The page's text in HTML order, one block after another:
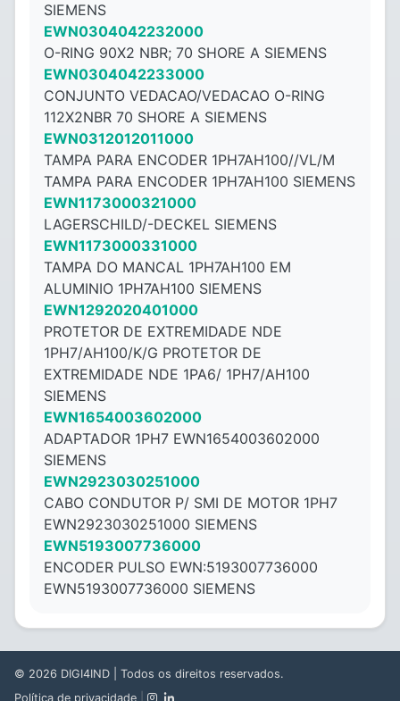
SIEMENS
EWN0304042232000
O-RING 90X2 NBR; 70 SHORE A SIEMENS
EWN0304042233000
CONJUNTO VEDACAO/VEDACAO O-RING
112X2NBR 70 SHORE A SIEMENS
EWN0312012011000
TAMPA PARA ENCODER 1PH7AH100//VL/M
TAMPA PARA ENCODER 1PH7AH100 SIEMENS
EWN1173000321000
LAGERSCHILD/-DECKEL SIEMENS
EWN1173000331000
TAMPA DO MANCAL 1PH7AH100 EM
ALUMINIO 1PH7AH100 SIEMENS
EWN1292020401000
PROTETOR DE EXTREMIDADE NDE
1PH7/AH100/K/G PROTETOR DE
EXTREMIDADE NDE 1PA6/ 1PH7/AH100
SIEMENS
EWN1654003602000
ADAPTADOR 1PH7 EWN1654003602000
SIEMENS
EWN2923030251000
CABO CONDUTOR P/ SMI DE MOTOR 1PH7
EWN2923030251000 SIEMENS
EWN5193007736000
ENCODER PULSO EWN:5193007736000
EWN5193007736000 SIEMENS
© 2026 DIGI4IND | Todos os direitos reservados.
Política de privacidade